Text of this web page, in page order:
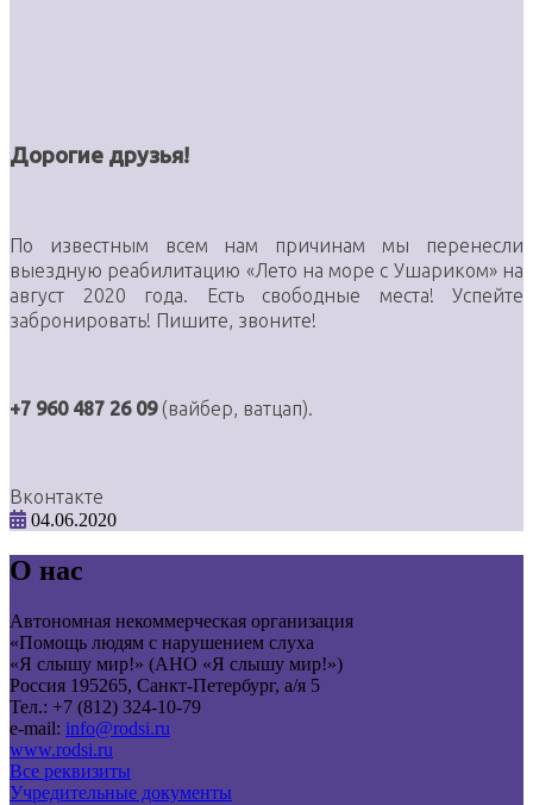
Дорогие друзья!
По известным всем нам причинам мы перенесли
выездную реабилитацию «Лето на море с Ушариком» на
август 2020 года. Есть свободные места! Успейте
забронировать! Пишите, звоните!
+7 960 487 26 09(вайбер, ватцап).
Вконтакте
04.06.2020
О нас
Автономная некоммерческая организация
«Помощь людям с нарушением слуха
«Я слышу мир!» (АНО «Я слышу мир!»)
Россия 195265, Санкт-Петербург, а/я 5
Тел.: +7 (812) 324-10-79
e-mail: info@rodsi.ru
www.rodsi.ru
Все реквизиты
Учредительные документы